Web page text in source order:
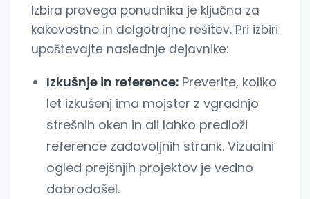
Izbira pravega ponudnika je ključna za
kakovostno in dolgotrajno rešitev. Pri izbiri
upoštevajte naslednje dejavnike:
Izkušnje in reference: Preverite, koliko
let izkušenj ima mojster z vgradnjo
strešnih oken in ali lahko predloži
reference zadovoljnih strank. Vizualni
ogled prejšnjih projektov je vedno
dobrodošel.